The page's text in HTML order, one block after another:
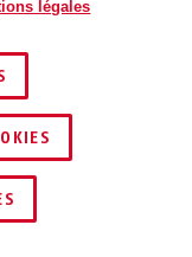
de leurs
légales